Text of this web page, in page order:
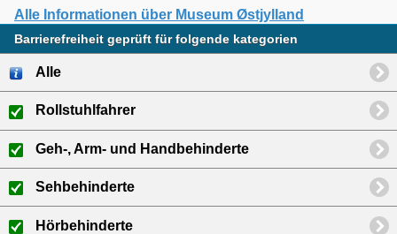
Alle Informationen über Museum Østjylland
Barrierefreiheit geprüft für folgende kategorien
Alle
Rollstuhlfahrer
Geh-, Arm- und Handbehinderte
Sehbehinderte
Hörbehinderte